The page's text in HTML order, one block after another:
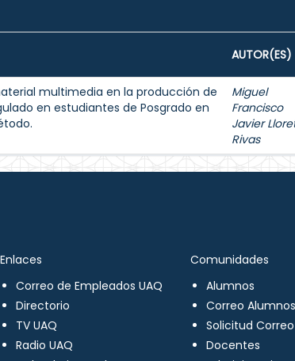
AUTOR(ES)
multimedia en la producción de
en estudiantes de Posgrado en
Miguel
Francisco
Javier
Rivas
Enlaces
Correo de Empleados UAQ
Directorio
TV UAQ
Radio UAQ
Comunidades
Alumnos
Correo
Solicitud Correo
Docentes